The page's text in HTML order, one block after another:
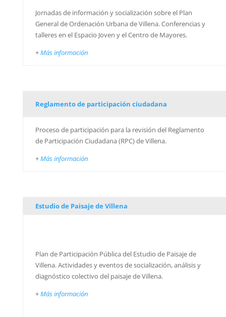
Jornadas de información y socialización sobre el Plan
General de Ordenación Urbana de Villena. Conferencias y
talleres en el Espacio Joven y el Centro de Mayores.
+Más información
Reglamento de participación ciudadana
Proceso de participación para la revisión del Reglamento
de Participación Ciudadana (RPC) de Villena.
+Más información
Estudio de Paisaje de Villena
Plan de Participación Pública del Estudio de Paisaje de
Villena. Actividades y eventos de socialización, análisis y
diagnóstico colectivo del paisaje de Villena.
+Más información